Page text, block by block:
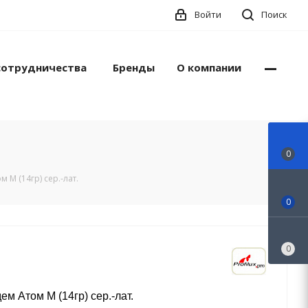
Поиск
Войти
Бренды О компании
М (14гр) сер.-лат.
Атом М (14гр) сер.-лат.
0
0
0